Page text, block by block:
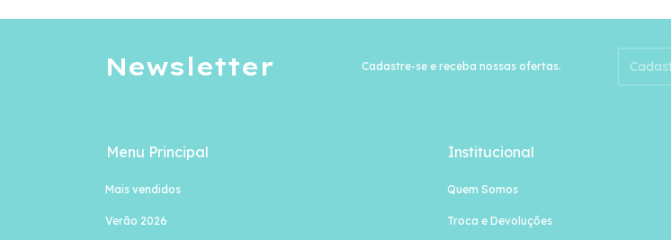
Newsletter Cadastre-se e receba nossas ofertas.
Menu Principal
Mais vendidos
Verão 2026
Institucional
Quem Somos
Troca e Devoluções